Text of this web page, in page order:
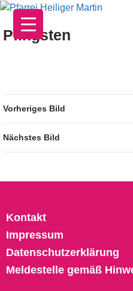
Zum
Inhalt
springen
Pfingsten
Vorheriges Bild
Nächstes Bild
Kontakt
Impressum
Datenschutzerklärung
Meldestelle gemäß